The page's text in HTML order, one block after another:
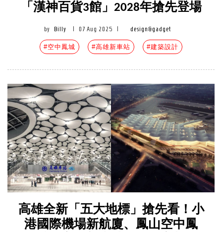
「漢神百貨3館」2028年搶先登場
by Billy 07 Aug 2025 design&gadget
#空中鳳城 #高雄新車站 #建築設計
高雄全新「五大地標」搶先看！小
港國際機場新航廈、鳳山空中鳳